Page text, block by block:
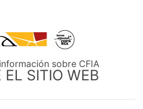
sobre CFIA
EL SITIO WEB